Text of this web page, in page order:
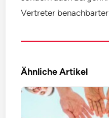
Vertreter
Ähnliche Artikel